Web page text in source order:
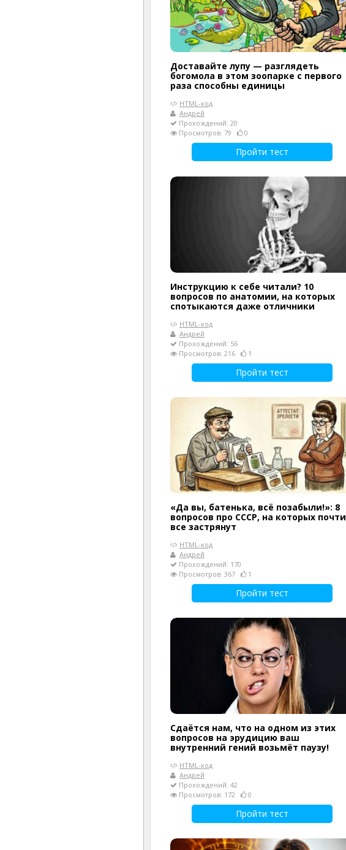
Доставайте лупу — разглядеть
богомола в этом зоопарке с первого
раза способны единицы
HTML-код
Андрей
Прохождений: 20
Просмотров: 79
0
Пройти тест
Инструкцию к себе читали? 10
вопросов по анатомии, на которых
спотыкаются даже отличники
HTML-код
Андрей
Прохождений: 56
Просмотров: 216
1
Пройти тест
«Да вы, батенька, всё позабыли!»: 8
вопросов про СССР, на которых почти
все застрянут
HTML-код
Андрей
Прохождений: 170
Просмотров: 367
1
Пройти тест
Сдаётся нам, что на одном из этих
вопросов на эрудицию ваш
внутренний гений возьмёт паузу!
HTML-код
Андрей
Прохождений: 42
Просмотров: 172
0
Пройти тест